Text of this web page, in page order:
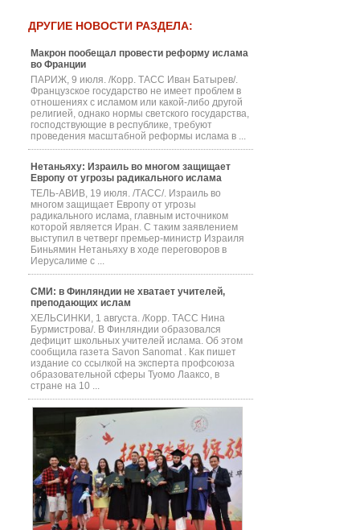
ДРУГИЕ НОВОСТИ РАЗДЕЛА:
Макрон пообещал провести реформу ислама
во Франции
ПАРИЖ, 9 июля. /Корр. ТАСС Иван Батырев/.
Французское государство не имеет проблем в
отношениях с исламом или какой-либо другой
религией, однако нормы светского государства,
господствующие в республике, требуют
проведения масштабной реформы ислама в ...
Нетаньяху: Израиль во многом защищает
Европу от угрозы радикального ислама
ТЕЛЬ-АВИВ, 19 июля. /ТАСС/. Израиль во
многом защищает Европу от угрозы
радикального ислама, главным источником
которой является Иран. С таким заявлением
выступил в четверг премьер-министр Израиля
Биньямин Нетаньяху в ходе переговоров в
Иерусалиме с ...
СМИ: в Финляндии не хватает учителей,
преподающих ислам
ХЕЛЬСИНКИ, 1 августа. /Корр. ТАСС Нина
Бурмистрова/. В Финляндии образовался
дефицит школьных учителей ислама. Об этом
сообщила газета Savon Sanomat . Как пишет
издание со ссылкой на эксперта профсоюза
образовательной сферы Туомо Лааксо, в
стране на 10 ...